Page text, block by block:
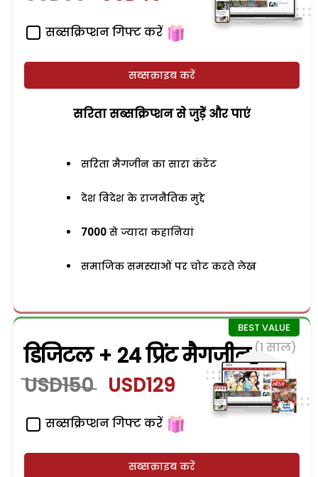
सब्सक्रिप्शन गिफ्ट करें
सब्सक्राइब करें
सरिता सब्सक्रिप्शन से जुड़ेें और पाएं
सरिता मैगजीन का सारा कंटेंट
देश विदेश के राजनैतिक मुद्दे
7000 से ज्यादा कहानियां
समाजिक समस्याओं पर चोट करते लेख
डिजिटल + 24 प्रिंट मैगजीन (1 साल)
USD150 USD129
सब्सक्रिप्शन गिफ्ट करें
सब्सक्राइब करें